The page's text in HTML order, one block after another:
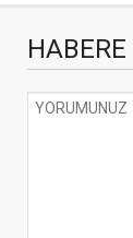
HABERE